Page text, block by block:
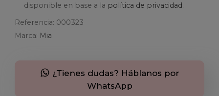
disponible en base a la política de privacidad.
Referencia: 000323
Marca: Mia
¿Tienes dudas? Háblanos por
WhatsApp